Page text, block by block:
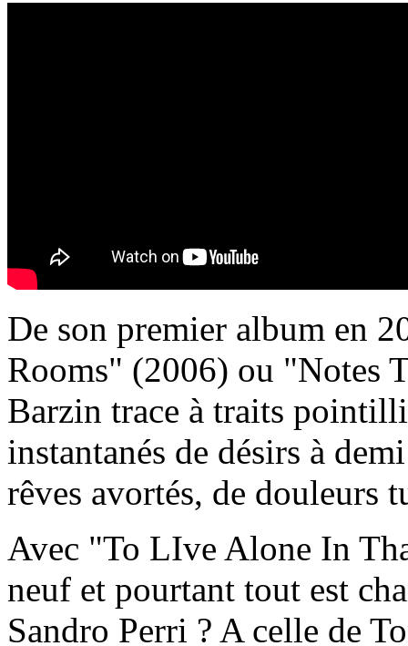
De son premier album en
Rooms" (2006) ou "Notes
Barzin trace à traits
instantanés de désirs à
rêves avortés, de douleurs
Avec "To LIve Alone In
neuf et pourtant tout est
Sandro Perri ? A celle de